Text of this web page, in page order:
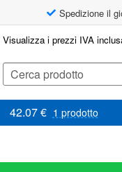
Spedizione il
Visualizza i prezzi IVA
Cerca:
42.07€ 1 prodotto